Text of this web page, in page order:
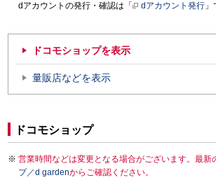
dアカウントの発行・確認は「
dアカウント発行
ドコモショップを表示
量販店などを表示
ドコモショップ
営業時間などは変更となる場合がございます。最新
プ／d gardenからご確認ください。